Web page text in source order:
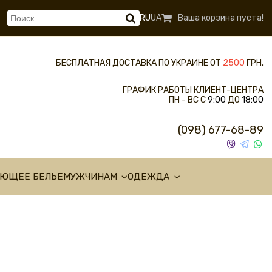
RUUA Ваша корзина пуста!
БЕСПЛАТНАЯ ДОСТАВКА ПО УКРАИНЕ ОТ 2500 ГРН.
ГРАФИК РАБОТЫ КЛИЕНТ-ЦЕНТРА
ПН - ВС С9:00 ДО 18:00
(098) 677-68-89
БЕЛЬЕМУЖЧИНАМ ОДЕЖДА